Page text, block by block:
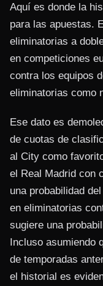
Aquí es donde la
para las apuestas.
eliminatorias a
en competiciones
contra los equipos
eliminatorias como
Ese dato es
de cuotas de
al City como
el Real Madrid con
una probabilidad
en eliminatorias
sugiere una
Incluso asumiendo
de temporadas
el historial es